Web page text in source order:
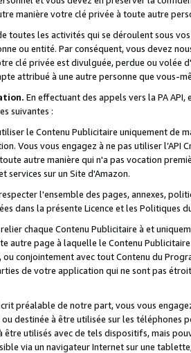
manière votre clé privée à toute autre
toutes les activités qui se déroulent sous
ou entité. Par conséquent, vous devez
clé privée est divulguée, perdue ou volée
attribué à une autre personne que vous-
En effectuant des appels vers la PA
suivantes :
le Contenu Publicitaire uniquement de
Vous vous engagez à ne pas utiliser l’API
autre manière qui n'a pas vocation
services sur un Site d'Amazon.
l'ensemble des pages, annexes,
dans la présente Licence et les Politiques
chaque Contenu Publicitaire à et
autre page à laquelle le Contenu
ou conjointement avec tout Contenu du
de votre application qui ne sont pas
préalable de notre part, vous vous
destinée à être utilisée sur les téléphones
être utilisés avec de tels dispositifs, mais
via un navigateur Internet sur une